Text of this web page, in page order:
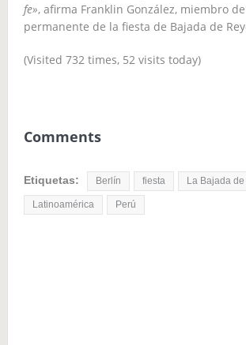
fe», afirma Franklin González, miembro
permanente de la fiesta de Bajada de
(Visited 732 times, 52 visits today)
Comments
Etiquetas: Berlín fiesta La Bajada
Latinoamérica Perú